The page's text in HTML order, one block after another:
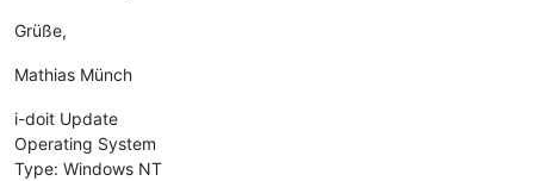
Grüße,
Mathias Münch
i-doit Update
Operating System
Type: Windows NT